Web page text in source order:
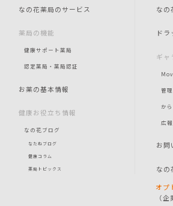
なの花薬局のサービス
薬局の機能
健康サポート薬局
認定薬局・薬局認証
お薬の基本情報
健康お役立ち情報
なの花ブログ
なたねブログ
健康コラム
薬局トピックス
なの
ド
ギャ
管
か
広
お問
なの
オプ
（